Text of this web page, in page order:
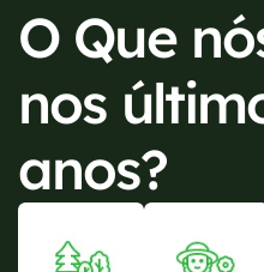
O Que
nos
anos?